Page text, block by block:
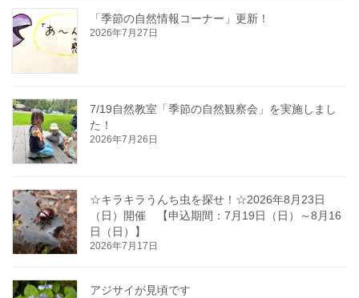
「季節の自然情報コーナー」更新！
2026年7月27日
7/19自然教室「季節の自然観察会」を実施しまし
た！
2026年7月26日
☆キラキラうんち虫を探せ！☆2026年8月23日
（日）開催 【申込期間：7月19日（日）～8月16
日（日）】
2026年7月17日
アジサイが見頃です